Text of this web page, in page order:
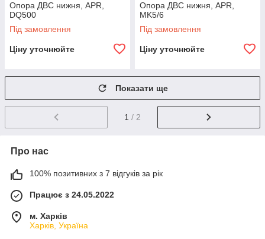
Опора ДВС нижня, APR,
DQ500
Під замовлення
Ціну уточнюйте
Опора ДВС нижня, APR,
MK5/6
Під замовлення
Ціну уточнюйте
Показати ще
1 / 2
Про нас
100% позитивних з 7 відгуків за рік
Працює з 24.05.2022
м. Харків
Харків, Україна